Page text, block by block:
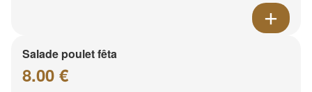
Salade poulet fêta
8.00 €